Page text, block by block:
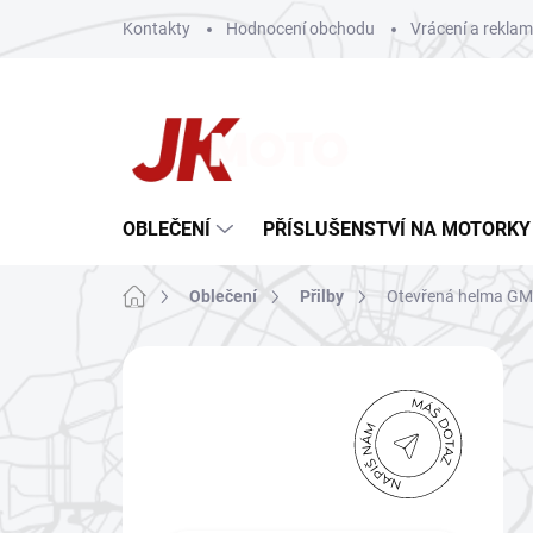
obsah
Kontakty Hodnocení obchodu Vrácení a
OBLEČENÍ PŘÍSLUŠENSTVÍ NA MOTORKY
Domů Oblečení Přilby Otevřená helma
P